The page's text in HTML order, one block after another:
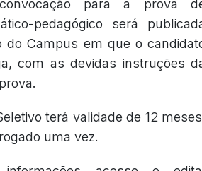
para a prova
pedagógico será
do Campus em que o
com as devidas instruções
terá validade de 12
uma vez.